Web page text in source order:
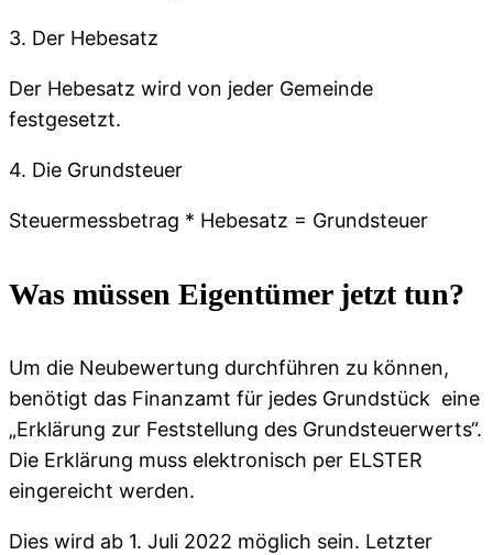
3. Der Hebesatz
Der Hebesatz wird von jeder Gemeinde
festgesetzt.
4. Die Grundsteuer
Steuermessbetrag * Hebesatz = Grundsteuer
Was müssen Eigentümer jetzt tun?
Um die Neubewertung durchführen zu können,
benötigt das Finanzamt für jedes Grundstück eine
„Erklärung zur Feststellung des Grundsteuerwerts“.
Die Erklärung muss elektronisch per ELSTER
eingereicht werden.
Dies wird ab 1. Juli 2022 möglich sein. Letzter